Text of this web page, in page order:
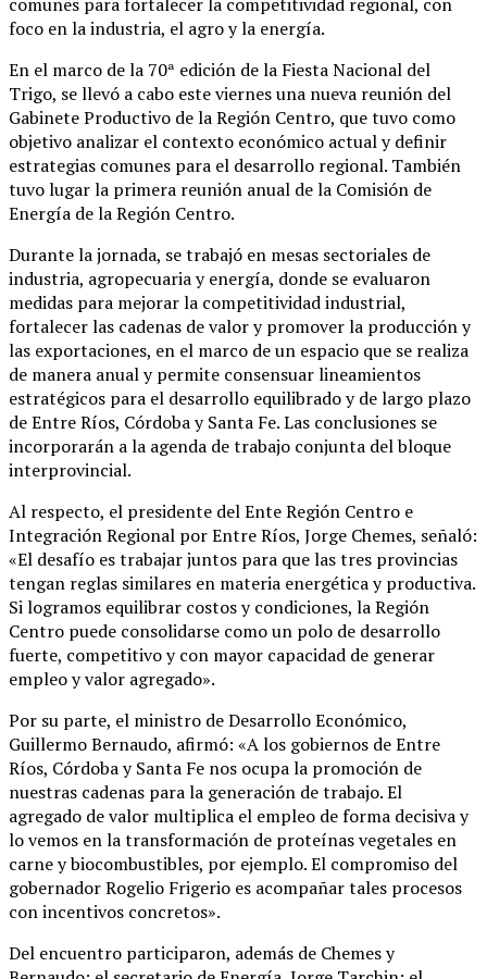
foco en la industria, el agro y la energía.
En el marco de la 70ª edición de la Fiesta Nacional del
Trigo, se llevó a cabo este viernes una nueva reunión del
Gabinete Productivo de la Región Centro, que tuvo como
objetivo analizar el contexto económico actual y definir
estrategias comunes para el desarrollo regional. También
tuvo lugar la primera reunión anual de la Comisión de
Energía de la Región Centro.
Durante la jornada, se trabajó en mesas sectoriales de
industria, agropecuaria y energía, donde se evaluaron
medidas para mejorar la competitividad industrial,
fortalecer las cadenas de valor y promover la producción y
las exportaciones, en el marco de un espacio que se realiza
de manera anual y permite consensuar lineamientos
estratégicos para el desarrollo equilibrado y de largo plazo
de Entre Ríos, Córdoba y Santa Fe. Las conclusiones se
incorporarán a la agenda de trabajo conjunta del bloque
interprovincial.
Al respecto, el presidente del Ente Región Centro e
Integración Regional por Entre Ríos, Jorge Chemes, señaló:
«El desafío es trabajar juntos para que las tres provincias
tengan reglas similares en materia energética y productiva.
Si logramos equilibrar costos y condiciones, la Región
Centro puede consolidarse como un polo de desarrollo
fuerte, competitivo y con mayor capacidad de generar
empleo y valor agregado».
Por su parte, el ministro de Desarrollo Económico,
Guillermo Bernaudo, afirmó: «A los gobiernos de Entre
Ríos, Córdoba y Santa Fe nos ocupa la promoción de
nuestras cadenas para la generación de trabajo. El
agregado de valor multiplica el empleo de forma decisiva y
lo vemos en la transformación de proteínas vegetales en
carne y biocombustibles, por ejemplo. El compromiso del
gobernador Rogelio Frigerio es acompañar tales procesos
con incentivos concretos».
Del encuentro participaron, además de Chemes y